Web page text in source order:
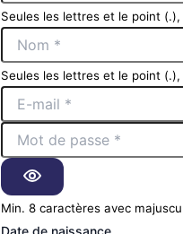
Seules les lettres et le point
Seules les lettres et le point
Min. 8 caractères avec